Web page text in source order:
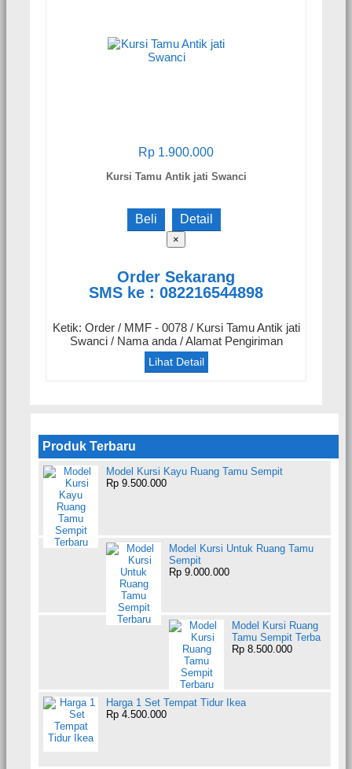
Rp 1.900.000
Kursi Tamu Antik jati Swanci
Beli Detail
×
Order Sekarang
SMS ke : 082216544898
Ketik: Order / MMF - 0078 / Kursi Tamu Antik jati
Swanci / Nama anda / Alamat Pengiriman
Lihat Detail
Produk Terbaru
Model Kursi Kayu Ruang Tamu Sempit
Rp 9.500.000
Model Kursi Untuk Ruang Tamu
Sempit
Rp 9.000.000
Model Kursi Ruang
Tamu Sempit Terba
Rp 8.500.000
Harga 1 Set Tempat Tidur Ikea
Rp 4.500.000